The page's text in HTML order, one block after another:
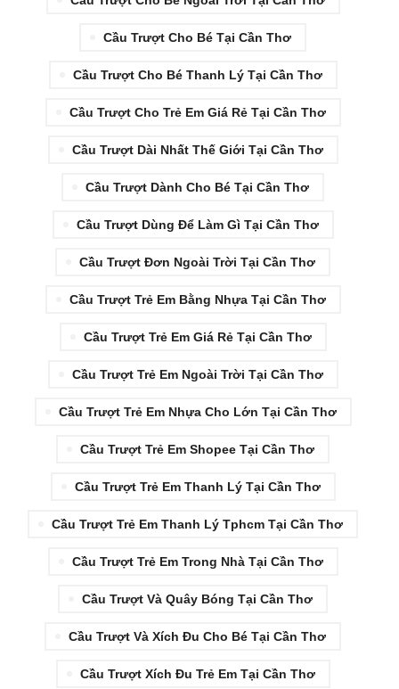
Cầu Trượt Cho Bé Tại Cần Thơ
Cầu Trượt Cho Bé Thanh Lý Tại Cần Thơ
Cầu Trượt Cho Trẻ Em Giá Rẻ Tại Cần Thơ
Cầu Trượt Dài Nhất Thế Giới Tại Cần Thơ
Cầu Trượt Dành Cho Bé Tại Cần Thơ
Cầu Trượt Dùng Để Làm Gì Tại Cần Thơ
Cầu Trượt Đơn Ngoài Trời Tại Cần Thơ
Cầu Trượt Trẻ Em Bằng Nhựa Tại Cần Thơ
Cầu Trượt Trẻ Em Giá Rẻ Tại Cần Thơ
Cầu Trượt Trẻ Em Ngoài Trời Tại Cần Thơ
Cầu Trượt Trẻ Em Nhựa Cho Lớn Tại Cần Thơ
Cầu Trượt Trẻ Em Shopee Tại Cần Thơ
Cầu Trượt Trẻ Em Thanh Lý Tại Cần Thơ
Cầu Trượt Trẻ Em Thanh Lý Tphcm Tại Cần Thơ
Cầu Trượt Trẻ Em Trong Nhà Tại Cần Thơ
Cầu Trượt Và Quây Bóng Tại Cần Thơ
Cầu Trượt Và Xích Đu Cho Bé Tại Cần Thơ
Cầu Trượt Xích Đu Trẻ Em Tại Cần Thơ